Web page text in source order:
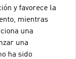
y favorece la
mientras
una
una
ha sido